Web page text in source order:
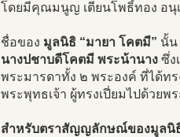
โดยมีคุณมนูญ เตียนโพธิ์ทอง อนุ
ชื่อของ มูลนิธิ “มายา โคตมี” นั้น
นางปชาบดีโคตมี พระน้านาง ซึ่ง
พระมารดาทั้ง ๒ พระองค์ ที่ได้ท
พระพุทธเจ้า ผู้ทรงเปี่ยมไปด้วย
สำหรับตราสัญญลักษณ์ของมูลนิธิ